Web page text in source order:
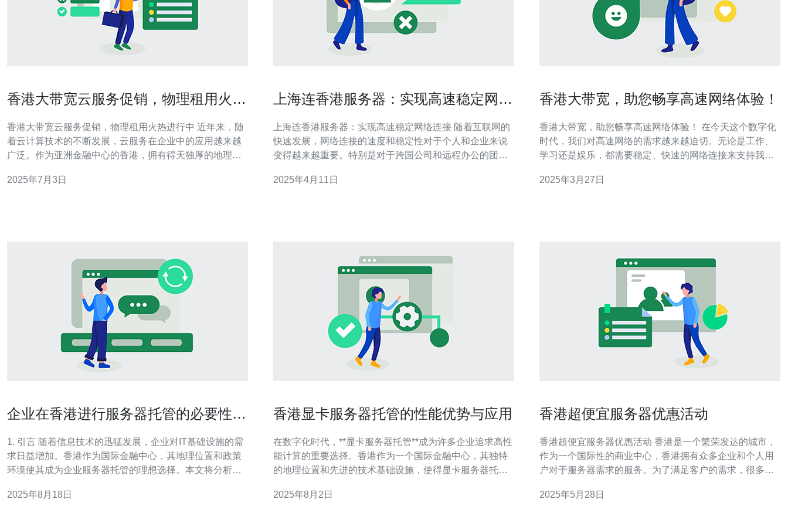
香港大带宽云服务促销，物理租用火热
香港大带宽云服务促销，物理租用火热进行中 近年来，随
着云计算技术的不断发展，云服务在企业中的应用越来越
广泛。作为亚洲金融中心的香港，拥有得天独厚的地理位
一。香港的大带宽云服务促销活动正火热进行中，吸引了
2025年7月3日
上海连香港服务器：实现高速稳定网络
上海连香港服务器：实现高速稳定网络连接 随着互联网的
快速发展，网络连接的速度和稳定性对于个人和企业来说
变得越来越重要。特别是对于跨国公司和远程办公的团队
求，上海连香港服务器成为了一个理想的选择。 上海连香
2025年4月11日
香港大带宽，助您畅享高速网络体验！
香港大带宽，助您畅享高速网络体验！ 在今天这个数字化
时代，我们对高速网络的需求越来越迫切。无论是工作、
学习还是娱乐，都需要稳定、快速的网络连接来支持我们
来都以其先进的网络基础设施而闻名于世。香港的大带宽
2025年3月27日
企业在香港进行服务器托管的必要性分
1. 引言 随着信息技术的迅猛发展，企业对IT基础设施的需
求日益增加。香港作为国际金融中心，其地理位置和政策
环境使其成为企业服务器托管的理想选择。本文将分析企
础设施不断升级，网络速度和稳定性得到了显著提升。根
2025年8月18日
香港显卡服务器托管的性能优势与应用
在数字化时代，**显卡服务器托管**成为许多企业追求高性
能计算的重要选择。香港作为一个国际金融中心，其独特
的地理位置和先进的技术基础设施，使得显卡服务器托管
显卡服务器托管的性能优势及其广泛应用。 香港显卡服务
2025年8月2日
香港超便宜服务器优惠活动
香港超便宜服务器优惠活动 香港是一个繁荣发达的城市，
作为一个国际性的商业中心，香港拥有众多企业和个人用
户对于服务器需求的服务。为了满足客户的需求，很多服
加优惠的价格租用服务器。 香港超便宜服务器优惠活动内
2025年5月28日